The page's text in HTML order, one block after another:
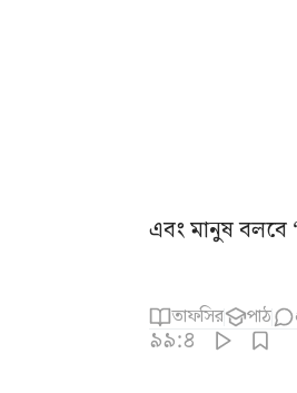
এবং মানুষ বলবে
তাফসির পাঠ
৯৯:৪